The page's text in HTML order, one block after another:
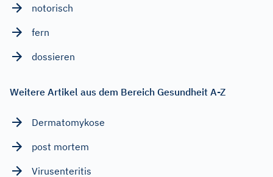
notorisch
fern
dossieren
Weitere Artikel aus dem Bereich Gesundheit A-Z
Dermatomykose
post mortem
Virusenteritis